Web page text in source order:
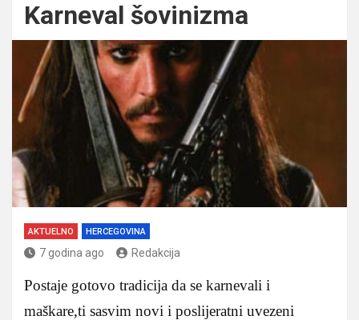
Karneval šovinizma
AKTUELNO HERCEGOVINA
7 godina ago Redakcija
Postaje gotovo tradicija da se karnevali i
maškare,ti sasvim novi i poslijeratni uvezeni